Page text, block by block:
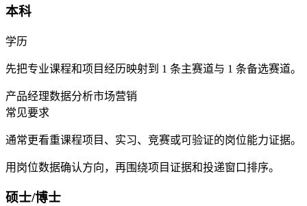
本科
学历
先把专业课程和项目经历映射到 1 条主赛道与 1 条备选赛道。
产品经理数据分析市场营销
常见要求
通常更看重课程项目、实习、竞赛或可验证的岗位能力证据。
用岗位数据确认方向，再围绕项目证据和投递窗口排序。
硕士/博士